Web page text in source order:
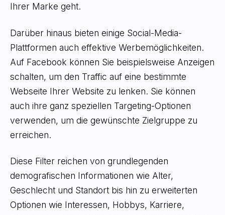
Ihrer Marke geht.
Darüber hinaus bieten einige Social-Media-
Plattformen auch effektive Werbemöglichkeiten.
Auf Facebook können Sie beispielsweise Anzeigen
schalten, um den Traffic auf eine bestimmte
Webseite Ihrer Website zu lenken. Sie können
auch ihre ganz speziellen Targeting-Optionen
verwenden, um die gewünschte Zielgruppe zu
erreichen.
Diese Filter reichen von grundlegenden
demografischen Informationen wie Alter,
Geschlecht und Standort bis hin zu erweiterten
Optionen wie Interessen, Hobbys, Karriere,